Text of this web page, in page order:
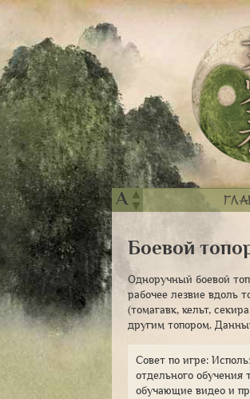
A ▲
▼
Боевой
Одноручный боевой
рабочее лезвие вдоль
(томагавк, кельт,
другим топором.
Совет по игре:
отдельного обучения
обучающие видео и